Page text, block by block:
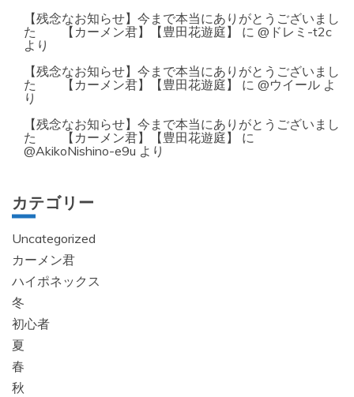
【残念なお知らせ】今まで本当にありがとうございまし
た 【カーメン君】【豊田花遊庭】
に @ドレミ-t2c
より
【残念なお知らせ】今まで本当にありがとうございまし
た 【カーメン君】【豊田花遊庭】
に @ウイール よ
り
【残念なお知らせ】今まで本当にありがとうございまし
た 【カーメン君】【豊田花遊庭】
に
@AkikoNishino-e9u より
カテゴリー
Uncategorized
カーメン君
ハイポネックス
冬
初心者
夏
春
秋